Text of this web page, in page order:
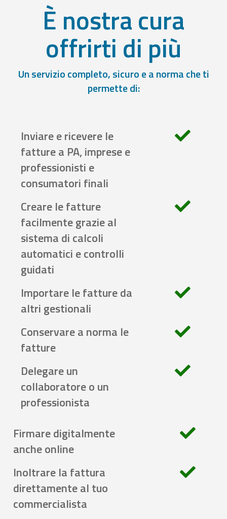
È nostra cura
offrirti di più
Un servizio completo, sicuro e a norma che ti
permette di:
Inviare e ricevere le
fatture a PA, imprese e
professionisti e
consumatori finali
Creare le fatture
facilmente grazie al
sistema di calcoli
automatici e controlli
guidati
Importare le fatture da
altri gestionali
Conservare a norma le
fatture
Delegare un
collaboratore o un
professionista
Firmare digitalmente
anche online
Inoltrare la fattura
direttamente al tuo
commercialista